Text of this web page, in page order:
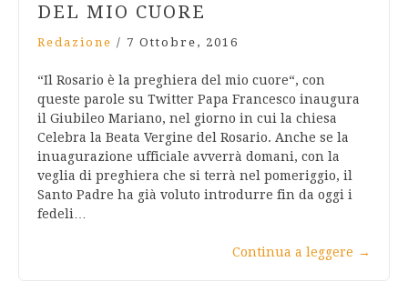
DEL MIO CUORE
Redazione / 7 Ottobre, 2016
“Il Rosario è la preghiera del mio cuore“, con
queste parole su Twitter Papa Francesco inaugura
il Giubileo Mariano, nel giorno in cui la chiesa
Celebra la Beata Vergine del Rosario. Anche se la
inuagurazione ufficiale avverrà domani, con la
veglia di preghiera che si terrà nel pomeriggio, il
Santo Padre ha già voluto introdurre fin da oggi i
fedeli…
Continua a leggere →